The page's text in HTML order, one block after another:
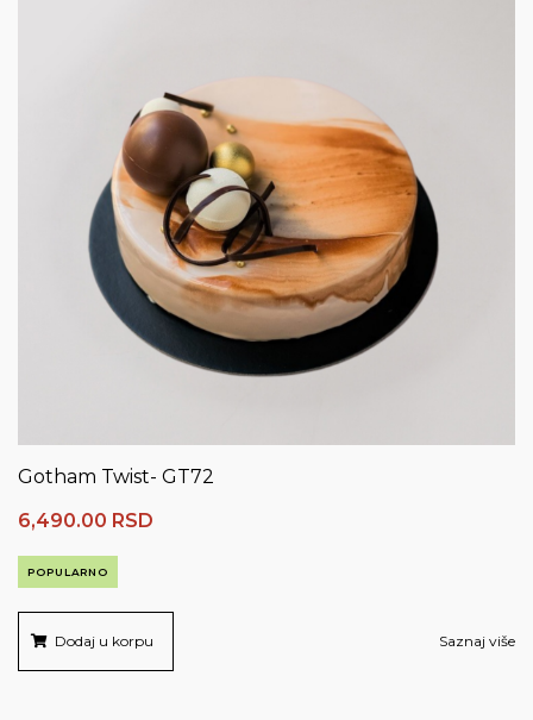
Gotham Twist- GT72
6,490.00 RSD
POPULARNO
Dodaj u korpu Saznaj više